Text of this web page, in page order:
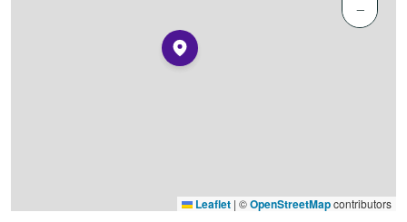
−
Leaflet | ©OpenStreetMapcontributors